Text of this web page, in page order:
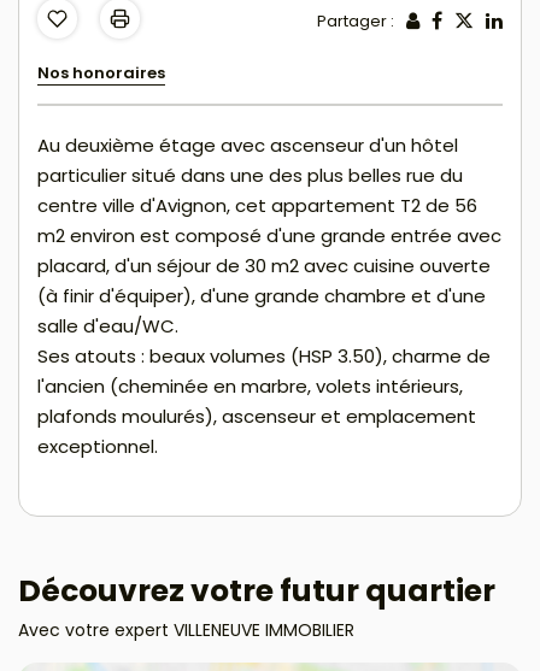
Partager :
Nos honoraires
Au deuxième étage avec ascenseur d'un hôtel
particulier situé dans une des plus belles rue du
centre ville d'Avignon, cet appartement T2 de 56
m2 environ est composé d'une grande entrée avec
placard, d'un séjour de 30 m2 avec cuisine ouverte
(à finir d'équiper), d'une grande chambre et d'une
salle d'eau/WC.
Ses atouts : beaux volumes (HSP 3.50), charme de
l'ancien (cheminée en marbre, volets intérieurs,
plafonds moulurés), ascenseur et emplacement
exceptionnel.
Découvrez votre futur quartier
Avec votre expert VILLENEUVE IMMOBILIER